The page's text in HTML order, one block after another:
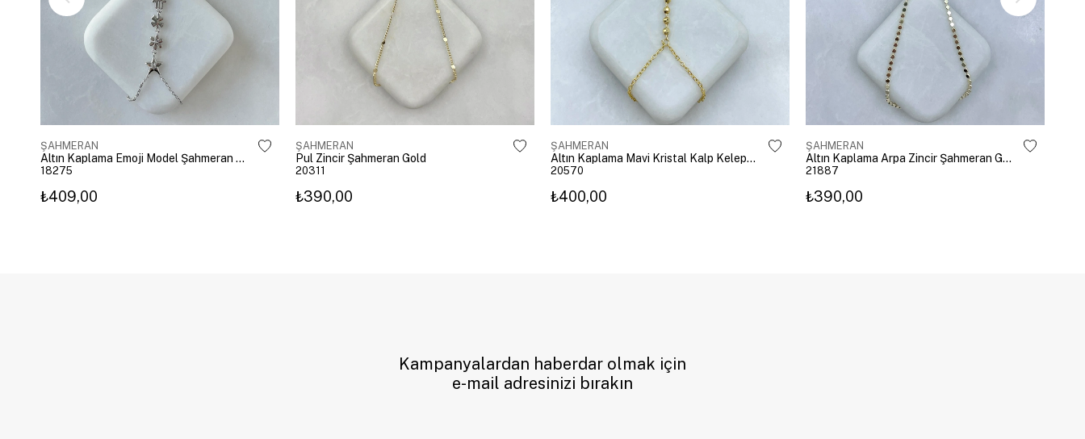
ŞAHMERAN
Altın Kaplama Emoji Model Şahmeran Gümüş
18275
₺409,00
ŞAHMERAN
Pul Zincir Şahmeran Gold
20311
₺390,00
ŞAHMERAN
Altın Kaplama Mavi Kristal Kalp Kelepçe Şahmeran Gold
20570
₺400,00
ŞAHMERAN
Altın Kaplama Arpa Zincir Şahmeran Gold
21887
₺390,00
Kampanyalardan haberdar olmak için
e-mail adresinizi bırakın